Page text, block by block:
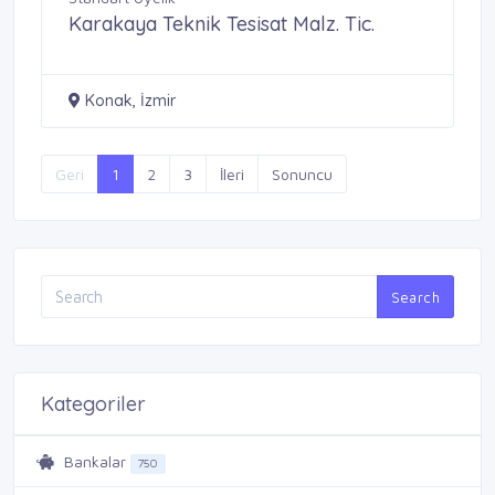
Karakaya Teknik Tesisat Malz. Tic.
Konak, İzmir
Geri 1 2 3 İleri Sonuncu
Search
Kategoriler
Bankalar 750